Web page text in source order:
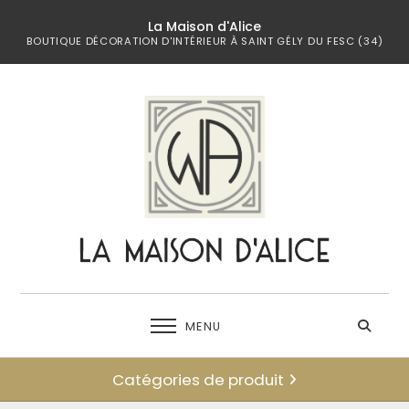
La Maison d'Alice
BOUTIQUE DÉCORATION D'INTÉRIEUR À SAINT GÉLY DU FESC (34)
MENU
Catégories de produit
← retour